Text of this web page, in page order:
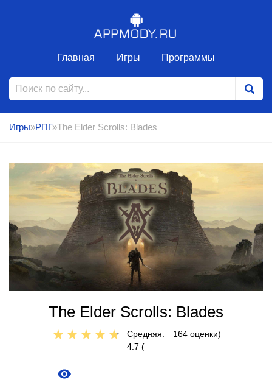
Главная Игры Программы
Игры»РПГ»The Elder Scrolls: Blades
The Elder Scrolls: Blades
Средняя:
4.7 (
164 оценки)